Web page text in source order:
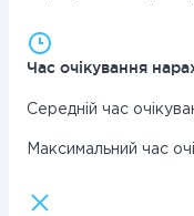
Час очікування
Середній час
Максимальний час